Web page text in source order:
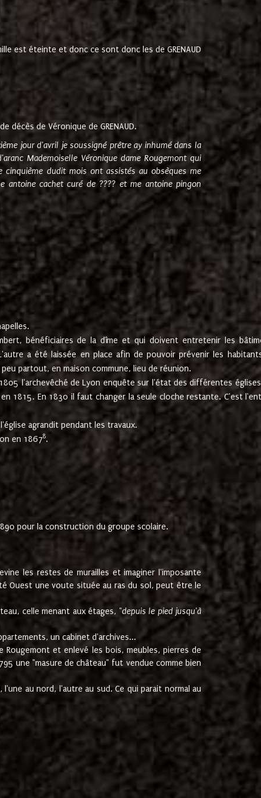
est éteinte et donc ce sont donc les de GRENAUD
décès de Véronique de GRENAUD.
jour d'avril je soussigné prêtre ay inhumé dans la
Mademoiselle Véronique dame Rougemont qui
cinquième dudit mois ont assistés au obsèques me
antoine cachet curé de ???? et me antoine pingon
bénéficiaires de la dîme et qui doivent entretenir les
a été laissée en place afin de pouvoir prévenir les
partout, en maison commune, lieu de réunion.
l'archevêché de Lyon enquête sur l'état des différentes
1815. En 1830 il faut changer la seule cloche restante. C'est
agrandit pendant les travaux.
en 18678.
pour la construction du groupe scolaire.
les restes de murailles et imaginer l'imposante
Ouest une voute située au ras du sol, peut être le
celle menant aux étages, "depuis le pied jusqu'à
un cabinet d'archives...
et enlevé les bois, meubles, pierres de
une "masure de château" fut vendue comme bien
au nord, l'autre au sud. Ce qui parait normal au